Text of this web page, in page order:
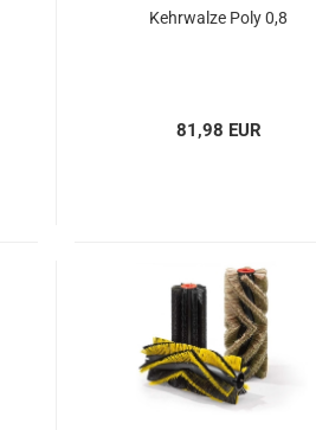
Kehrwalze Poly 0,8
81,98 EUR